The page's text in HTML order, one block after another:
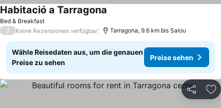
Bed & Breakfast
Habitació a Tarragona
/ Keine Rezensionen verfügbar Tarragona, 9.6 km bis Salou
Wähle Reisedaten aus, um die genauen
Preise zu sehen
Preise sehen
Teilen